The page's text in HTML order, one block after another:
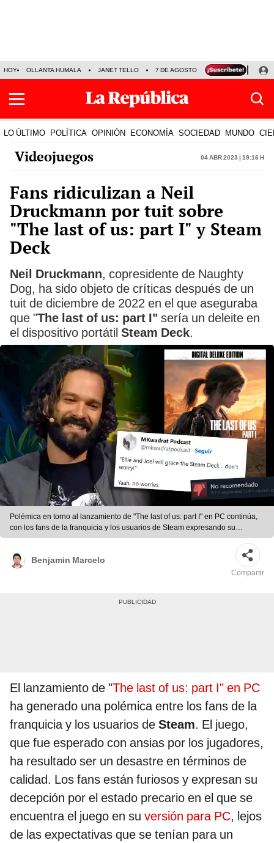
HOY OLLANTA HUMALA JANET TELLO 7 DE AGOSTO TINKA RESULTADOS
LO ÚLTIMO POLÍTICA OPINIÓN ECONOMÍA SOCIEDAD MUNDO
Videojuegos 04 Abr 2023 | 19:16 h
Fans ridiculizan a Neil
Druckmann por tuit sobre
"The last of us: part I" y Steam
Deck
Neil Druckmann, copresidente de Naughty
Dog, ha sido objeto de críticas después de un
tuit de diciembre de 2022 en el que aseguraba
que "The last of us: part I" sería un deleite en
el dispositivo portátil Steam Deck.
Polémica en torno al lanzamiento de "The last of us: part I" en PC continúa,
con los fans de la franquicia y los usuarios de Steam expresando su
descontento por el estado precario del juego. Foto: composición LR
Benjamin Marcelo
Compartir
El lanzamiento de "The last of us: part I" en PC
ha generado una polémica entre los fans de la
franquicia y los usuarios de Steam. El juego,
que fue esperado con ansias por los jugadores,
ha resultado ser un desastre en términos de
calidad. Los fans están furiosos y expresan su
decepción por el estado precario en el que se
encuentra el juego en su versión para PC, lejos
de las expectativas que se tenían para un